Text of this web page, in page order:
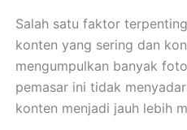
Salah satu faktor
konten yang sering dan
mengumpulkan banyak
pemasar ini tidak
konten menjadi jauh lebih